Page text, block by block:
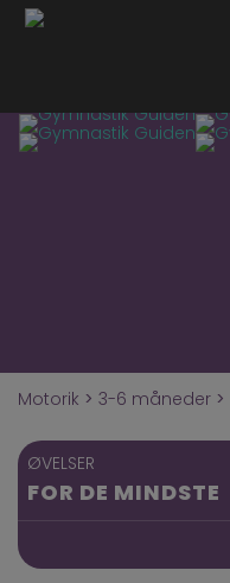
Motorik > 3-6 måneder >
ØVELSER
FOR DE MINDSTE